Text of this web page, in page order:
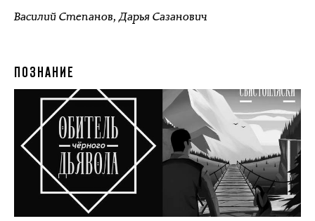
Василий Степанов,Дарья Сазанович
ПОЗНАНИЕ